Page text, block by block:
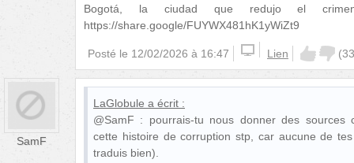
Bogotá, la ciudad que redujo el
https://share.google/FUYWX481hK1yWiZt9
Posté le 12/02/2026 à 16:47 Lien (33
SamF
LaGlobule a écrit :
@SamF : pourrais-tu nous donner des sources
cette histoire de corruption stp, car aucune de
traduis bien).